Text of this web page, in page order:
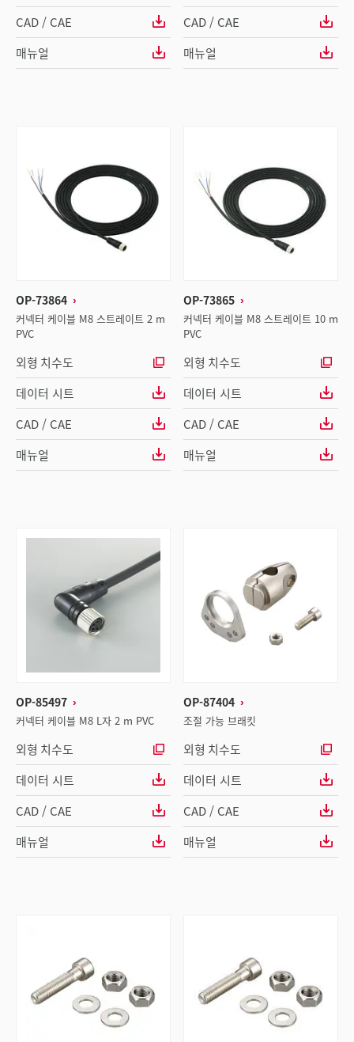
CAD / CAE
매뉴얼
CAD / CAE
매뉴얼
OP-73864
커넥터 케이블 M8 스트레이트 2 m
PVC
외형 치수도
데이터 시트
CAD / CAE
매뉴얼
OP-73865
커넥터 케이블 M8 스트레이트 10 m
PVC
외형 치수도
데이터 시트
CAD / CAE
매뉴얼
OP-85497
커넥터 케이블 M8 L자 2 m PVC
외형 치수도
데이터 시트
CAD / CAE
매뉴얼
OP-87404
조절 가능 브래킷
외형 치수도
데이터 시트
CAD / CAE
매뉴얼